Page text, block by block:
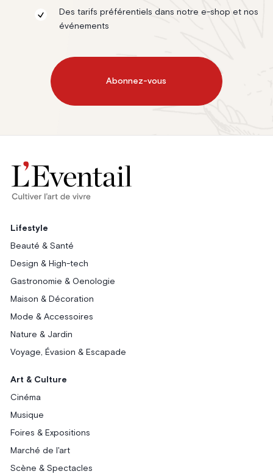
Des tarifs préférentiels dans notre e-shop et nos
événements
Abonnez-vous
Lifestyle
Beauté & Santé
Design & High-tech
Gastronomie & Oenologie
Maison & Décoration
Mode & Accessoires
Nature & Jardin
Voyage, Évasion & Escapade
Art & Culture
Cinéma
Musique
Foires & Expositions
Marché de l'art
Scène & Spectacles